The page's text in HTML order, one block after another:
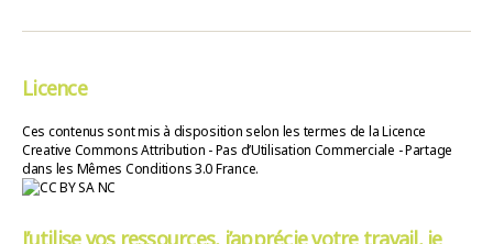
Licence
Ces contenus sont mis à disposition selon les termes de la Licence
Creative Commons Attribution - Pas d’Utilisation Commerciale - Partage
dans les Mêmes Conditions 3.0 France.